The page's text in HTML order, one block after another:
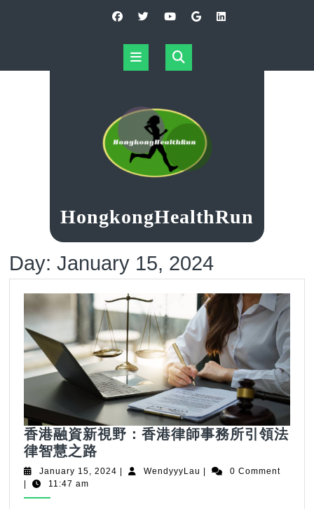
Open
HongkongHealthRun
Day:January 15, 2024
香港融資新視野：香港律師事務所引領法
律智慧之路香
港
January 15, 2024 JanuaryWendyyyLau WendyyyLau
0 Comment
11:47 am